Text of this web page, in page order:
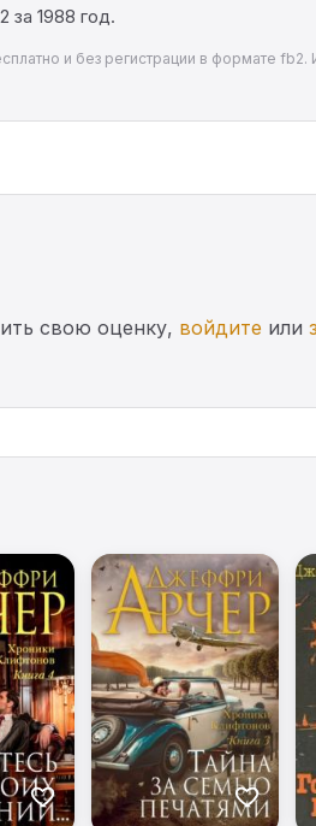
1988 год.
и без регистрации в формате
свою оценку, войдите или